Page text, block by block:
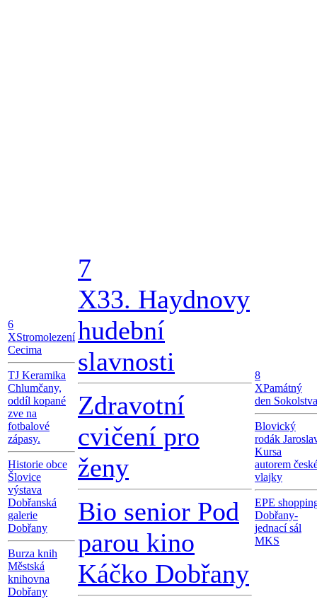
6
XStromolezení
Cecima
TJ Keramika
Chlumčany,
oddíl kopané
zve na
fotbalové
zápasy.
Historie obce
Šlovice
výstava
Dobřanská
galerie
Dobřany
Burza knih
Městská
knihovna
Dobřany
7
X33. Haydnovy
hudební
slavnosti
Zdravotní
cvičení pro
ženy
Bio senior Pod
parou kino
Káčko Dobřany
8
XPamátný
den Sokolstva
Blovický
rodák
Kursa
autorem
vlajky
EPE
Dobřany-
jednací sál
MKS